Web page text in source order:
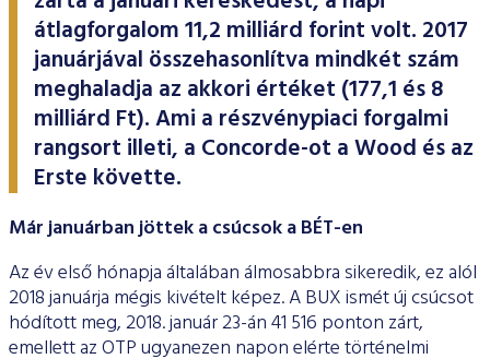
ESG Útmutató
átlagforgalom 11,2 milliárd forint volt. 2017
januárjával összehasonlítva mindkét szám
meghaladja az akkori értéket (177,1 és 8
milliárd Ft). Ami a részvénypiaci forgalmi
rangsort illeti, a Concorde-ot a Wood és az
Erste követte.
Már januárban jöttek a csúcsok a BÉT-en
Az év első hónapja általában álmosabbra sikeredik, ez alól
2018 januárja mégis kivételt képez. A BUX ismét új csúcsot
hódított meg, 2018. január 23-án 41 516 ponton zárt,
emellett az OTP ugyanezen napon elérte történelmi